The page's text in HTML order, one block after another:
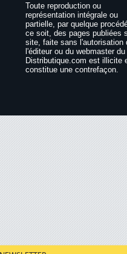
Toute reproduction ou
représentation intégrale ou
partielle, par quelque
ce soit, des pages publiées
site, faite sans l'autorisation
l'éditeur ou du webmaster
Distributique.com est illicite
constitue une contrefaçon.